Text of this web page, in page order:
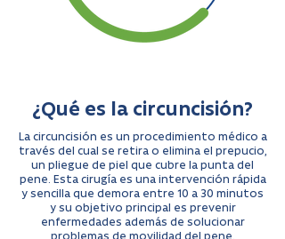
¿Qué es la circuncisión?
La circuncisión es un procedimiento médico a
través del cual se retira o elimina el prepucio,
un pliegue de piel que cubre la punta del
pene. Esta cirugía es una intervención rápida
y sencilla que demora entre 10 a 30 minutos
y su objetivo principal es prevenir
enfermedades además de solucionar